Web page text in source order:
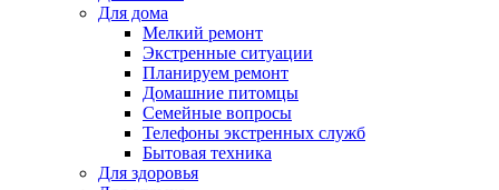
Для дома
Мелкий ремонт
Экстренные ситуации
Планируем ремонт
Домашние питомцы
Семейные вопросы
Телефоны экстренных служб
Бытовая техника
Для здоровья